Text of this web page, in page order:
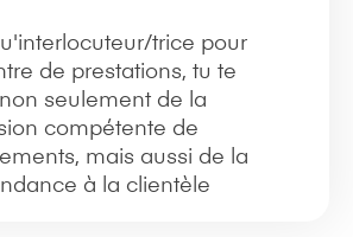
trice pour
de prestations, tu te
seulement de la
compétente de
mais aussi de la
à la clientèle